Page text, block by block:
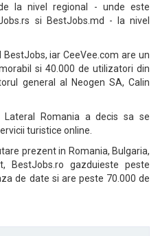
la nivel regional - unde este
si BestJobs.md - la nivel
iar CeeVee.com are un
si 40.000 de utilizatori din
general al Neogen SA, Calin
Romania a decis sa se
turistice online.
prezent in Romania, Bulgaria,
BestJobs.ro gazduieste peste
de date si are peste 70.000 de